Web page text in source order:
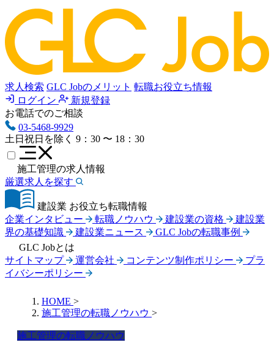
求人検索 GLC Jobのメリット 転職お役立ち情報
ログイン
新規登録
お電話でのご相談
03-5468-9929
土日祝日を除く 9：30 〜 18：30
施工管理の求人情報
厳選求人を探す
建設業 お役立ち転職情報
企業インタビュー
転職ノウハウ 建設業の資格
建設業
界の基礎知識
建設業ニュース
GLC Jobの転職事例
GLC Jobとは
サイトマップ
運営会社 コンテンツ制作ポリシー
プラ
イバシーポリシー
HOME >
施工管理の転職ノウハウ >
施工管理の転職ノウハウ